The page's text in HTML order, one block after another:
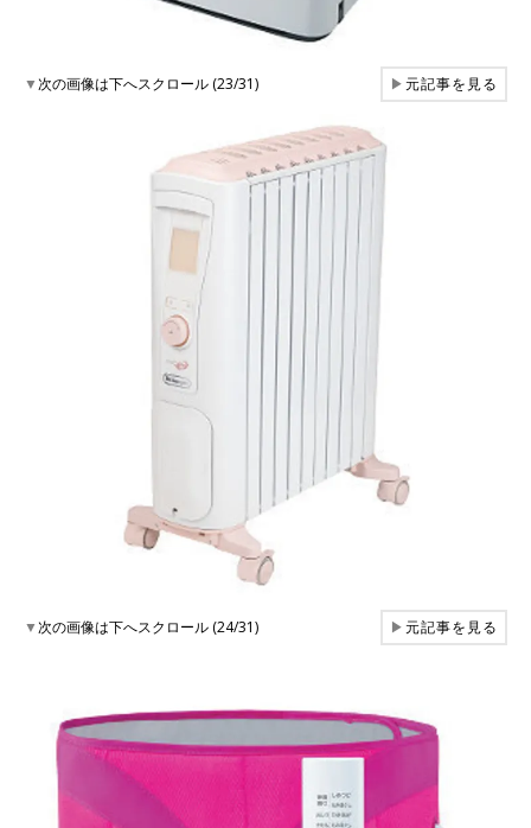
▼次の画像は下へスクロール (23/31) ▶元記事を見る
▼次の画像は下へスクロール (24/31) ▶元記事を見る